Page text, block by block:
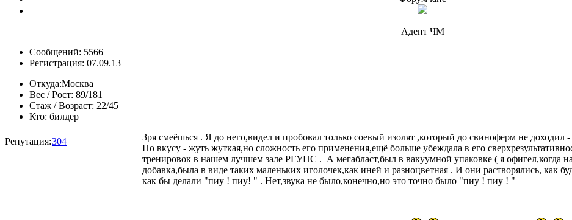
Адепт ЧМ
Сообщений: 5566
Регистрация: 07.09.13
Откуда:Москва
Вес / Рост: 89/181
Стаж / Возраст: 22/45
Кто: билдер
Репутация:304
Зря смеёшься . Я до него,видел и пробовал только соевый изолят ,который до свиноферм не доходил
По вкусу - жуть жуткая,но сложность его применения,ещё больше убеждала в его
тренировок в нашем лучшем зале РГУПС . А мегабласт,был в вакуумной упаковке ( я офигел,когда
добавка,была в виде таких маленьких иголочек,как иней и разноцветная . И они растворялись, как
как бы делали "пиу ! пиу! " . Нет,звука не было,конечно,но это точно было "пиу ! пиу ! "